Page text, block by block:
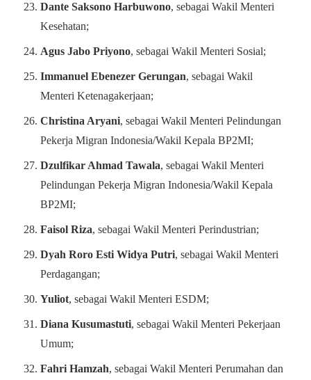
Dante Saksono Harbuwono, sebagai Wakil Menteri
Kesehatan;
Agus Jabo Priyono, sebagai Wakil Menteri Sosial;
Immanuel Ebenezer Gerungan, sebagai Wakil
Menteri Ketenagakerjaan;
Christina Aryani, sebagai Wakil Menteri Pelindungan
Pekerja Migran Indonesia/Wakil Kepala BP2MI;
Dzulfikar Ahmad Tawala, sebagai Wakil Menteri
Pelindungan Pekerja Migran Indonesia/Wakil Kepala
BP2MI;
Faisol Riza, sebagai Wakil Menteri Perindustrian;
Dyah Roro Esti Widya Putri, sebagai Wakil Menteri
Perdagangan;
Yuliot, sebagai Wakil Menteri ESDM;
Diana Kusumastuti, sebagai Wakil Menteri Pekerjaan
Umum;
Fahri Hamzah, sebagai Wakil Menteri Perumahan dan